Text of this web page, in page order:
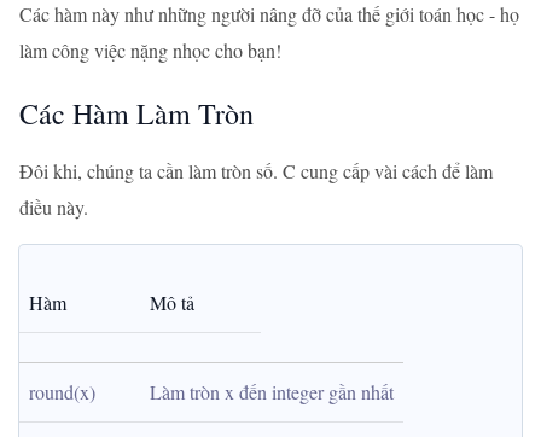
Các hàm này như những người nâng đỡ của thế giới toán học - họ
làm công việc nặng nhọc cho bạn!
Các Hàm Làm Tròn
Đôi khi, chúng ta cần làm tròn số. C cung cấp vài cách để làm
điều này.
Hàm Mô tả
round(x) Làm tròn x đến integer gần nhất